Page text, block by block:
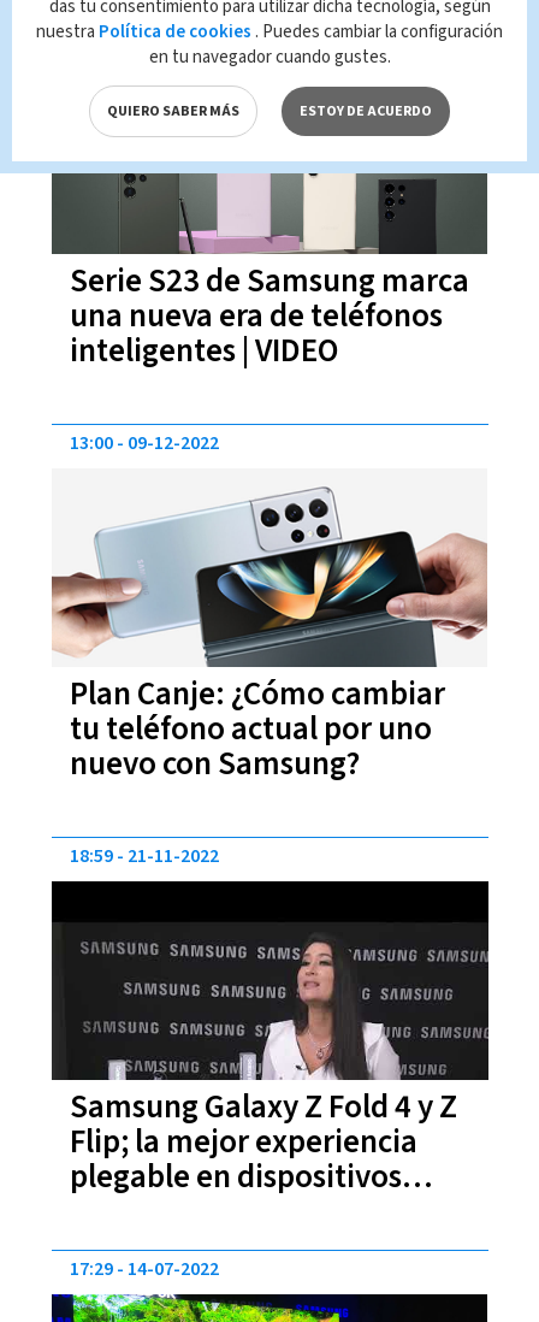
Serie S23 de Samsung marca
una nueva era de teléfonos
inteligentes | VIDEO
19:39 17-02-2023
Plan Canje: ¿Cómo cambiar
tu teléfono actual por uno
nuevo con Samsung?
13:00 09-12-2022
Samsung Galaxy Z Fold 4 y Z
Flip; la mejor experiencia
plegable en dispositivos
18:59 21-11-2022
17:29 14-07-2022
das tu consentimiento para utilizar dicha tecnología, según
nuestra Política de cookies . Puedes cambiar la configuración
en tu navegador cuando gustes.
QUIERO SABER MÁS ESTOY DE ACUERDO